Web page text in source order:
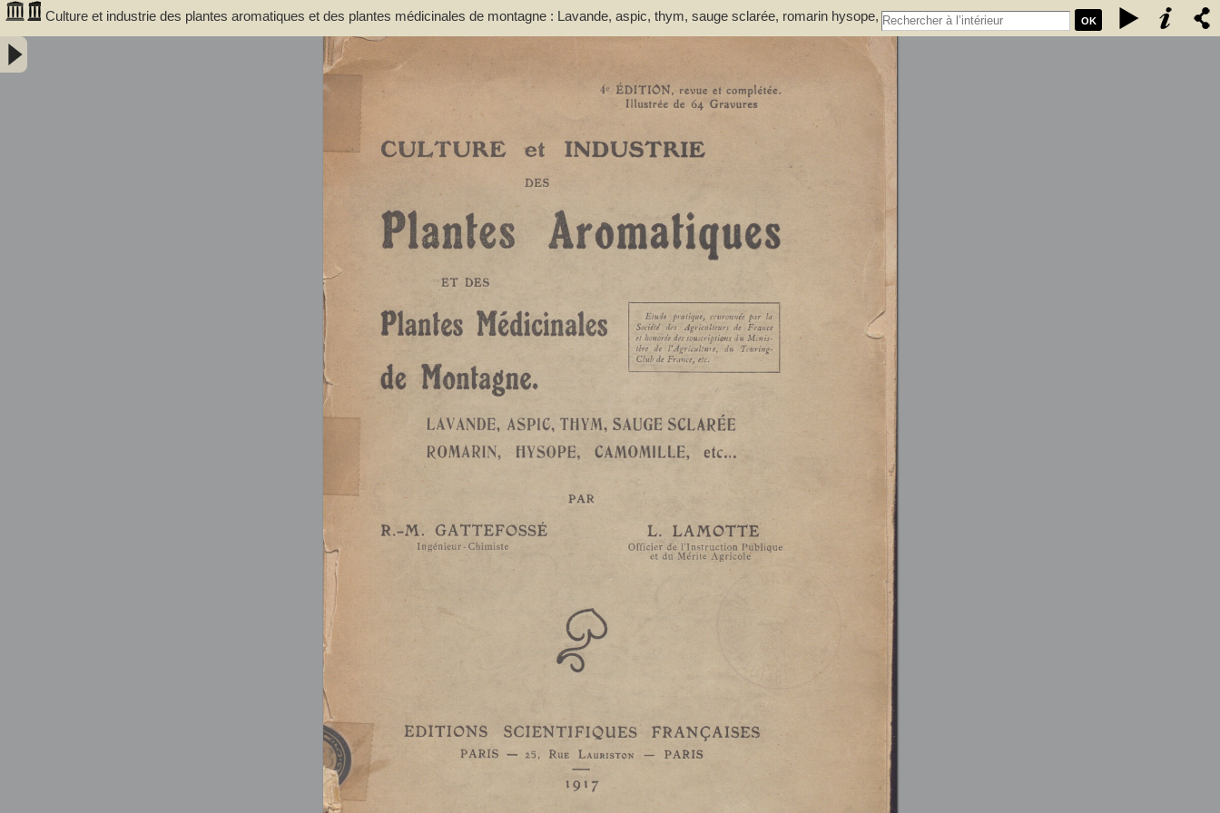
OK
Culture et industrie des plantes aromatiques et des plantes médicinales de montagne : Lavande, aspic, thym, sauge sclarée, romarin hysope,
camomille - Gattefossé, René Maurice (1881-1950). Auteur